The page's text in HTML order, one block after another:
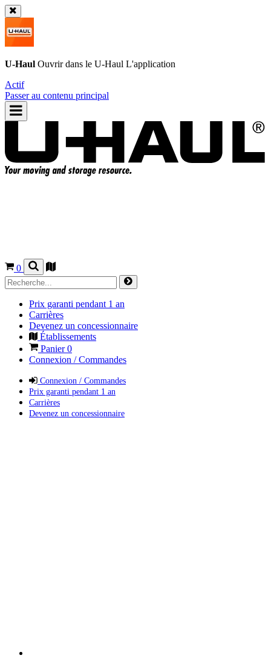
U-Haul Ouvrir dans le U-Haul L'application
Actif
Passer au contenu principal
0
Prix garanti pendant 1 an
Carrières
Devenez un concessionnaire
Établissements
Panier0
Connexion / Commandes
Connexion / Commandes
Prix garanti pendant 1 an
Carrières
Devenez un concessionnaire